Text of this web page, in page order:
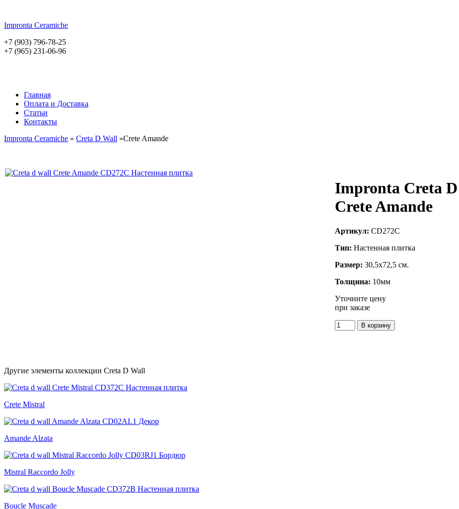
Impronta Ceramiche
+7 (903) 796-78-25
+7 (965) 231-06-96
Главная
Оплата и Доставка
Статьи
Контакты
Impronta Ceramiche » Creta D Wall »Crete Amande
Impronta Creta
Crete Amande
Артикул: CD272C
Тип: Настенная плитка
Размер: 30,5x72,5 см.
Толщина: 10мм
Уточните цену
при заказе
Другие элементы коллекции Creta D Wall
Crete Mistral
Amande Alzata
Mistral Raccordo Jolly
Boucle Muscade